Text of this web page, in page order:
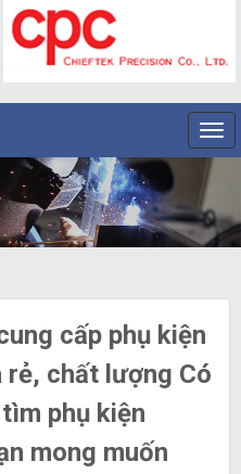
cấp phụ kiện
rẻ, chất lượng Có
phụ kiện
mong muốn